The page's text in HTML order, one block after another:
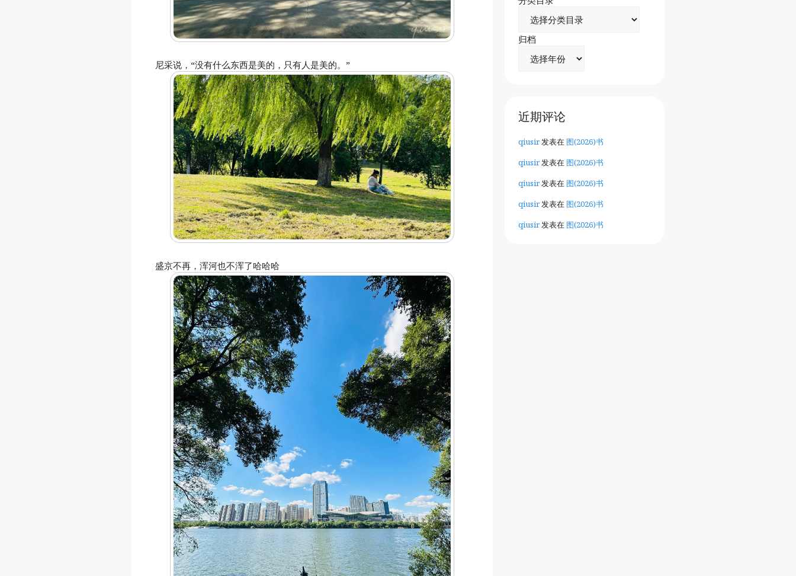
尼采说，“没有什么东西是美的，只有人是美的。”
盛京不再，浑河也不浑了哈哈哈
归档
近期评论
qiusir发表在 图(2026)书
qiusir发表在 图(2026)书
qiusir发表在 图(2026)书
qiusir发表在 图(2026)书
qiusir发表在 图(2026)书